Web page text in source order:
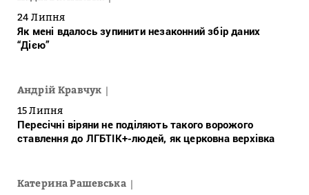
24 Липня
Як мені вдалось зупинити незаконний збір даних
“Дією”
Андрій Кравчук
15 Липня
Пересічні віряни не поділяють такого ворожого
ставлення до ЛГБТІК+-людей, як церковна верхівка
Катерина Рашевська